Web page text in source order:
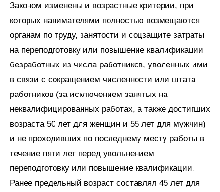
Законом изменены и возрастные критерии, при
которых нанимателями полностью возмещаются
органам по труду, занятости и соцзащите затраты
на переподготовку или повышение квалификации
безработных из числа работников, уволенных ими
в связи с сокращением численности или штата
работников (за исключением занятых на
неквалифицированных работах, а также достигших
возраста 50 лет для женщин и 55 лет для мужчин)
и не проходивших по последнему месту работы в
течение пяти лет перед увольнением
переподготовку или повышение квалификации.
Ранее предельный возраст составлял 45 лет для